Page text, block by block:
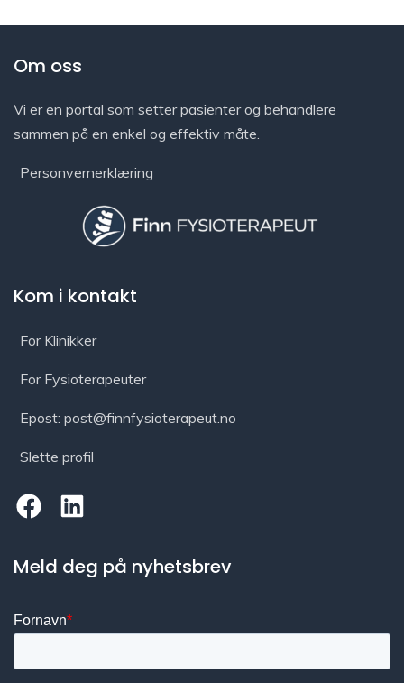
Om oss
Vi er en portal som setter pasienter og behandlere
sammen på en enkel og effektiv måte.
Personvernerklæring
Kom i kontakt
For Klinikker
For Fysioterapeuter
Epost: post@finnfysioterapeut.no
Slette profil
Meld deg på nyhetsbrev